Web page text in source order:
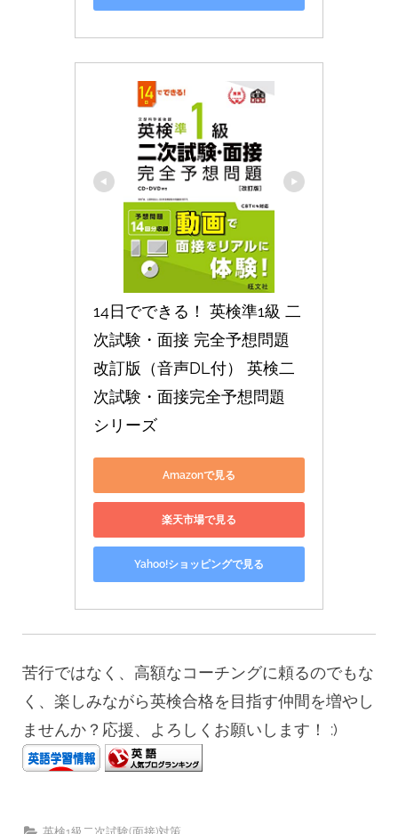
14日でできる！ 英検準1級 二
次試験・面接 完全予想問題
改訂版（音声DL付） 英検二
次試験・面接完全予想問題
シリーズ
Amazonで見る
楽天市場で見る
Yahoo!ショッピングで見る
苦行ではなく、高額なコーチングに頼るのでもな
く、楽しみながら英検合格を目指す仲間を増やし
ませんか？応援、よろしくお願いします！ :)